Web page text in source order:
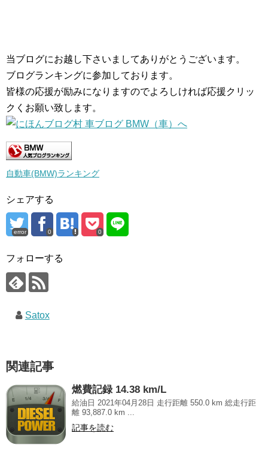
当ブログにお越し下さいましてありがとうございます。
ブログランキングに参加しております。
皆様の応援が励みになりますのでよろしければ応援クリッ
クくお願い致します。
自動車(BMW)ランキング
シェアする
error 0 0
フォローする
Satox
関連記事
燃費記録 14.38 km/L
給油日 2021年04月28日 走行距離 550.0 km 総走行距
離 93,887.0 km ...
記事を読む